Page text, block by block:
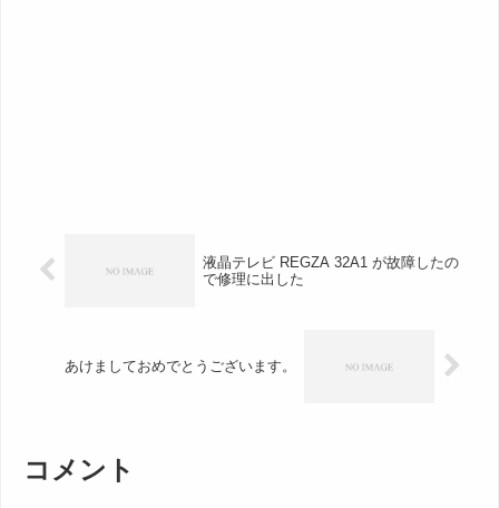
液晶テレビ REGZA 32A1 が故障したの
で修理に出した
あけましておめでとうございます。
コメント